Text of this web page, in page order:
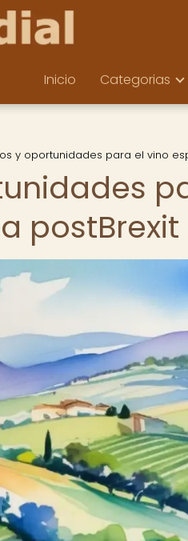
Inicio Categorias
y oportunidades para el vino
postBrexit